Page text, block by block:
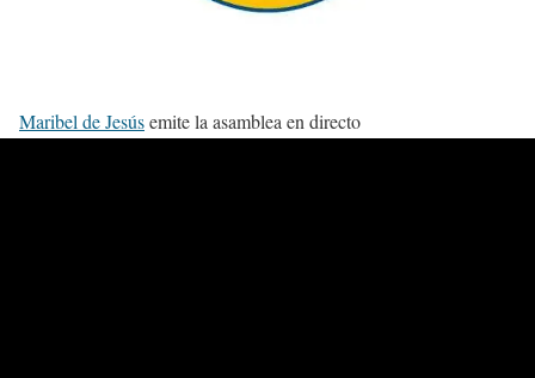
Maribel de Jesúsemite la asamblea en directo